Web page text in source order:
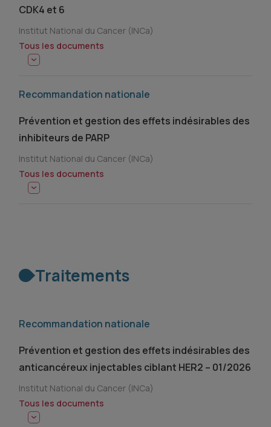
CDK4 et 6
Institut National du Cancer (INCa)
Tous les documents
Recommandation nationale
Prévention et gestion des effets indésirables des
inhibiteurs de PARP
Institut National du Cancer (INCa)
Tous les documents
Traitements
Recommandation nationale
Prévention et gestion des effets indésirables des
anticancéreux injectables ciblant HER2 – 01/2026
Institut National du Cancer (INCa)
Tous les documents